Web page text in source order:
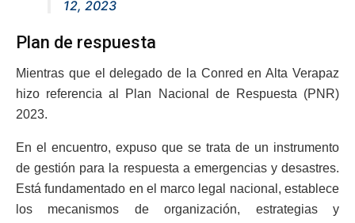
12, 2023
Plan de respuesta
Mientras que el delegado de la Conred en Alta Verapaz
hizo referencia al Plan Nacional de Respuesta (PNR)
2023.
En el encuentro, expuso que se trata de un instrumento
de gestión para la respuesta a emergencias y desastres.
Está fundamentado en el marco legal nacional, establece
los mecanismos de organización, estrategias y